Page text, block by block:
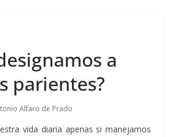
a
parientes?
Alfaro de Prado
diaria apenas si manejamos